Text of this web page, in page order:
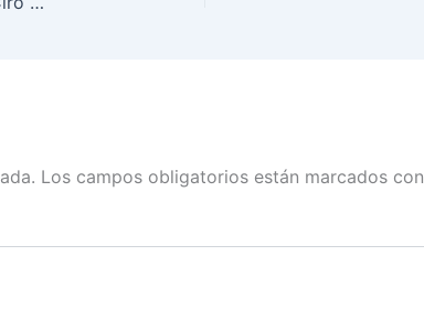
Los campos obligatorios están marcados con